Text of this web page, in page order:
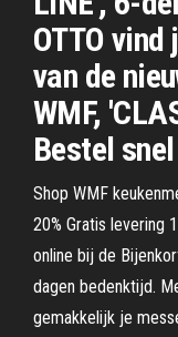
OTTO
van de
WMF,
Bestel
Shop WMF
20% Gratis levering
online bij de
dagen bedenktijd.
gemakkelijk je